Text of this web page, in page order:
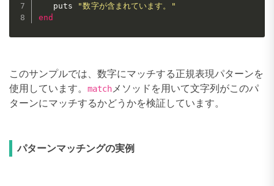
   puts
"数字が含まれています。"
end
このサンプルでは、数字にマッチする正規表現パターンを
使用しています。 match メソッドを用いて文字列がこのパ
ターンにマッチするかどうかを検証しています。
パターンマッチングの実例